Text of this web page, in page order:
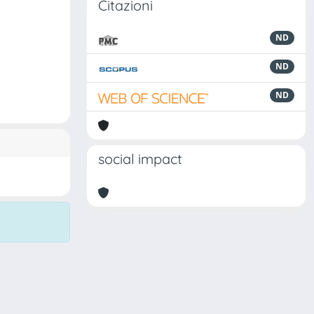
Citazioni
ND
ND
ND
social impact